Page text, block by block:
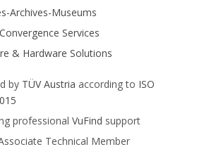
Archives-Museums
Services
& Hardware Solutions
by TÜV Austria according to ISO
professional VuFind support
Technical Member